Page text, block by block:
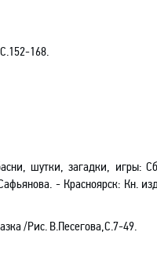
168.
шутки, загадки, игры:
- Красноярск: Кн.
/Рис. В.Песегова,С.7-49.